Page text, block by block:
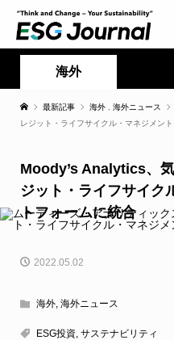
海外
最新記事 海外 海外ニュース
レジット・ライフサイクル・マネジメン
Moody’s Analytics、
ジット・ライフサイク
トフォームに統合
2022.05.02
海外, 海外ニュース
ESG投資, サステナビリティ